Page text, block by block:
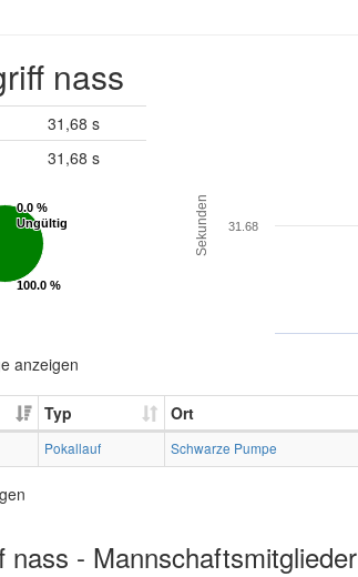
nass
31,68 s
31,68 s
0.0 %
Ungültig
0.0 %
Ungültig
100.0 %
100.0 %
Sekunden 31.68
anzeigen
Typ Ort
Pokallauf Schwarze Pumpe
nass - Mannschaftsmitglieder